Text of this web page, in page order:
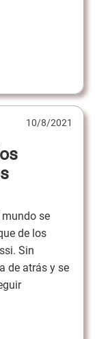
10/8/2021
se
de los
Sin
de atrás y se